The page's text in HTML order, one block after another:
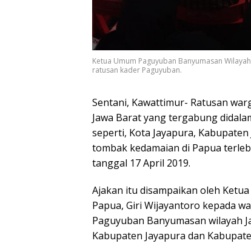
Ketua Umum Paguyuban Banyumasan
ratusan kader Paguyuban.
Sentani, Kawattimur- Ratusan
Jawa Barat yang tergabung
seperti, Kota Jayapura,
tombak kedamaian di Papua
tanggal 17 April 2019.
Ajakan itu disampaikan oleh
Papua, Giri Wijayantoro kepada
Paguyuban Banyumasan wilayah
Kabupaten Jayapura dan